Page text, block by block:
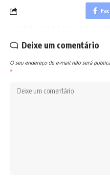
Deixe um comentário
O seu endereço de e-mail não será
*